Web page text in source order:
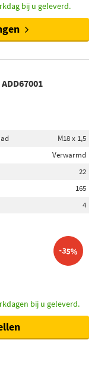
bij u geleverd.
M18 x 1,5
Verwarmd
22
165
4
-35%
bij u geleverd.